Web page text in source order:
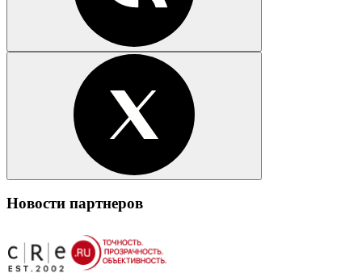
Новости партнеров